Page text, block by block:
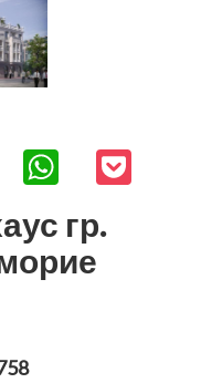
WhatsAppPocket
гр.